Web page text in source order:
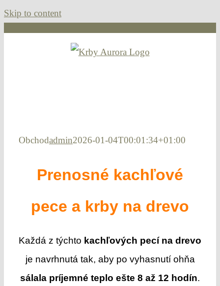
Skip to content
Obchodadmin2026-01-04T00:01:34+01:00
Prenosné kachľové
pece a krby na drevo
Každá z týchto kachľových pecí na drevo
je navrhnutá tak, aby po vyhasnutí ohňa
sálala príjemné teplo ešte 8 až 12 hodín.